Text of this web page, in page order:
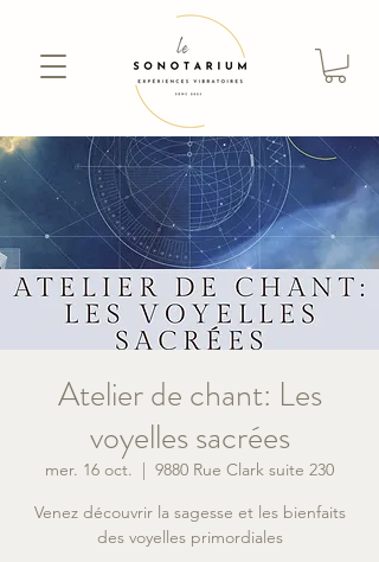
Atelier de chant: Les
voyelles sacrées
mer. 16 oct.
  |
9880 Rue Clark suite 230
Venez découvrir la sagesse et les bienfaits
des voyelles primordiales